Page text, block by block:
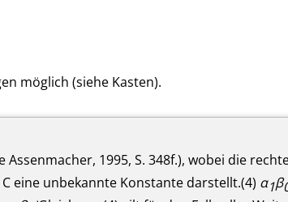
möglich (siehe Kasten).
1995, S. 348f.), wobei die
eine unbekannte Konstante darstellt.(4) α1β